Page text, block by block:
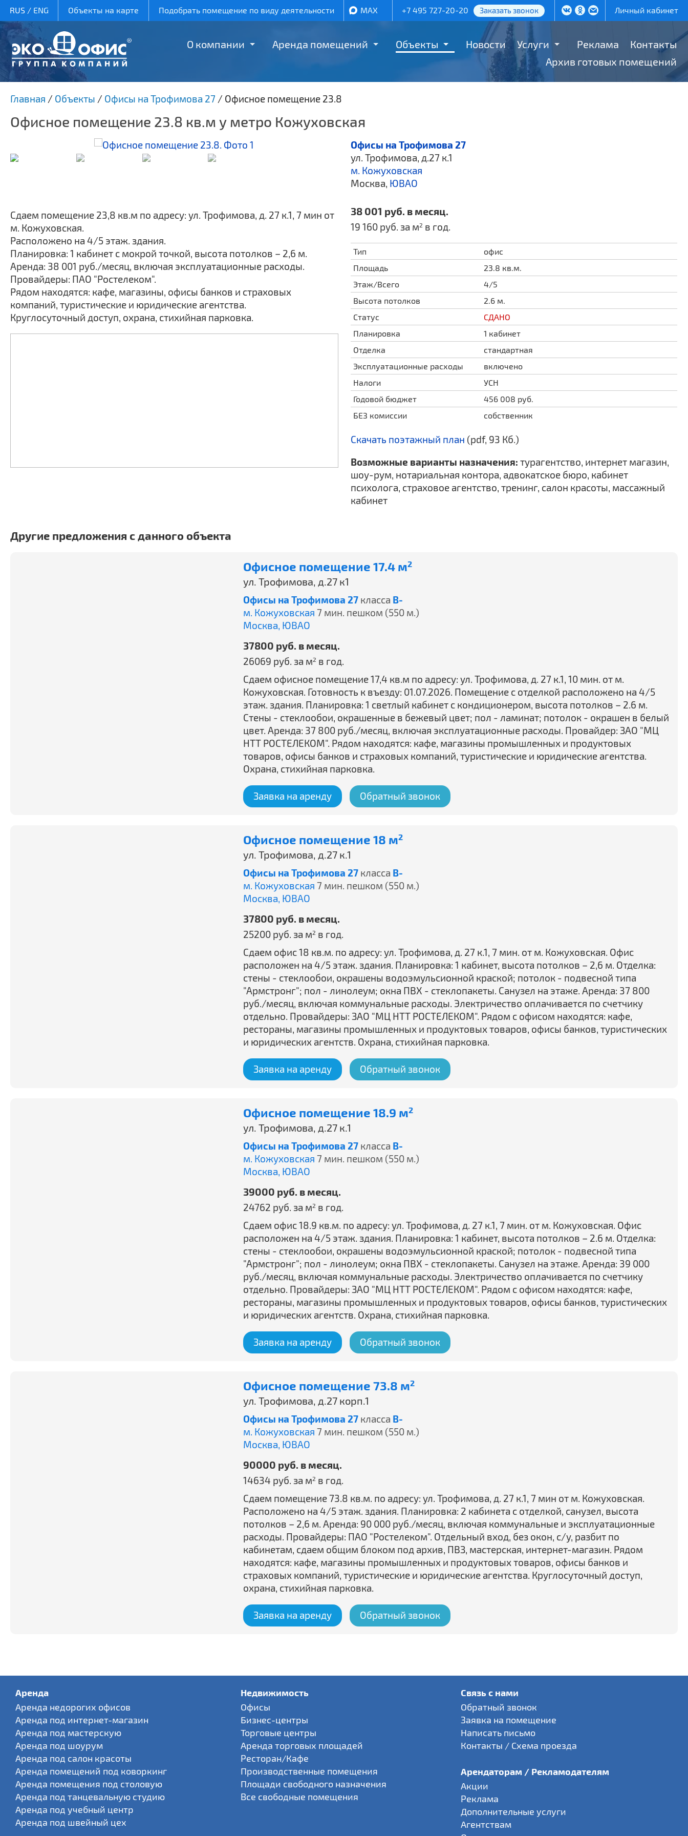
RUS/ ENG Объекты на карте Подобрать помещение по виду деятельности MAX +7 495 727-20-20 Заказать звонок Личный кабинет
О компании Аренда помещений Объекты Новости Услуги Реклама
Контакты
Архив готовых помещений
Главная / Объекты / Офисы на Трофимова 27 / Офисное помещение 23.8
Офисное помещение 23.8 кв.м у метро Кожуховская
Сдаем помещение 23,8 кв.м по адресу: ул. Трофимова, д. 27 к.1, 7 мин от
м. Кожуховская.
Расположено на 4/5 этаж. здания.
Планировка: 1 кабинет с мокрой точкой, высота потолков – 2,6 м.
Аренда: 38 001 руб./месяц, включая эксплуатационные расходы.
Провайдеры: ПАО "Ростелеком".
Рядом находятся: кафе, магазины, офисы банков и страховых
компаний, туристические и юридические агентства.
Круглосуточный доступ, охрана, стихийная парковка.
Офисы на Трофимова 27
ул. Трофимова, д.27 к.1
м. Кожуховская
Москва, ЮВАО
38 001 руб. в месяц.
19 160 руб. за м2 в год.
Тип
офис
Площадь
23.8 кв.м.
Этаж/Всего
4/5
Высота потолков
2.6 м.
Статус
СДАНО
Планировка
1 кабинет
Отделка
стандартная
Эксплуатационные расходы
включено
Налоги
УСН
Годовой бюджет
456 008 руб.
БЕЗ комиссии
собственник
Скачать поэтажный план (pdf, 93 Кб.)
Возможные варианты назначения: турагентство, интернет магазин,
шоу-рум, нотариальная контора, адвокатское бюро, кабинет
психолога, страховое агентство, тренинг, салон красоты, массажный
кабинет
Другие предложения с данного объекта
Офисное помещение 17.4 м2
ул. Трофимова, д.27 к1
Офисы на Трофимова 27 класса B-
м. Кожуховская 7 мин. пешком (550 м.)
Москва, ЮВАО
37800 руб. в месяц.
26069 руб. за м2 в год.
Сдаем офисное помещение 17,4 кв.м по адресу: ул. Трофимова, д. 27 к.1, 10 мин. от м.
Кожуховская. Готовность к въезду: 01.07.2026. Помещение с отделкой расположено на 4/5
этаж. здания. Планировка: 1 светлый кабинет с кондиционером, высота потолков – 2.6 м.
Стены - стеклообои, окрашенные в бежевый цвет; пол - ламинат; потолок - окрашен в белый
цвет. Аренда: 37 800 руб./месяц, включая эксплуатационные расходы. Провайдер: ЗАО "МЦ
НТТ РОСТЕЛЕКОМ". Рядом находятся: кафе, магазины промышленных и продуктовых
товаров, офисы банков и страховых компаний, туристические и юридические агентства.
Охрана, стихийная парковка.
Заявка на аренду Обратный звонок
Офисное помещение 18 м2
ул. Трофимова, д.27 к.1
Офисы на Трофимова 27 класса B-
м. Кожуховская 7 мин. пешком (550 м.)
Москва, ЮВАО
37800 руб. в месяц.
25200 руб. за м2 в год.
Сдаем офис 18 кв.м. по адресу: ул. Трофимова, д. 27 к.1, 7 мин. от м. Кожуховская. Офис
расположен на 4/5 этаж. здания. Планировка: 1 кабинет, высота потолков – 2,6 м. Отделка:
стены - стеклообои, окрашены водоэмульсионной краской; потолок - подвесной типа
"Армстронг"; пол - линолеум; окна ПВХ - стеклопакеты. Санузел на этаже. Аренда: 37 800
руб./месяц, включая коммунальные расходы. Электричество оплачивается по счетчику
отдельно. Провайдеры: ЗАО "МЦ НТТ РОСТЕЛЕКОМ". Рядом с офисом находятся: кафе,
рестораны, магазины промышленных и продуктовых товаров, офисы банков, туристических
и юридических агентств. Охрана, стихийная парковка.
Заявка на аренду Обратный звонок
Офисное помещение 18.9 м2
ул. Трофимова, д.27 к.1
Офисы на Трофимова 27 класса B-
м. Кожуховская 7 мин. пешком (550 м.)
Москва, ЮВАО
39000 руб. в месяц.
24762 руб. за м2 в год.
Сдаем офис 18.9 кв.м. по адресу: ул. Трофимова, д. 27 к.1, 7 мин. от м. Кожуховская. Офис
расположен на 4/5 этаж. здания. Планировка: 1 кабинет, высота потолков – 2.6 м. Отделка:
стены - стеклообои, окрашены водоэмульсионной краской; потолок - подвесной типа
"Армстронг"; пол - линолеум; окна ПВХ - стеклопакеты. Санузел на этаже. Аренда: 39 000
руб./месяц, включая коммунальные расходы. Электричество оплачивается по счетчику
отдельно. Провайдеры: ЗАО "МЦ НТТ РОСТЕЛЕКОМ". Рядом с офисом находятся: кафе,
рестораны, магазины промышленных и продуктовых товаров, офисы банков, туристических
и юридических агентств. Охрана, стихийная парковка.
Заявка на аренду Обратный звонок
Офисное помещение 73.8 м2
ул. Трофимова, д.27 корп.1
Офисы на Трофимова 27 класса B-
м. Кожуховская 7 мин. пешком (550 м.)
Москва, ЮВАО
90000 руб. в месяц.
14634 руб. за м2 в год.
Сдаем помещение 73.8 кв.м. по адресу: ул. Трофимова, д. 27 к.1, 7 мин от м. Кожуховская.
Расположено на 4/5 этаж. здания. Планировка: 2 кабинета с отделкой, санузел, высота
потолков – 2,6 м. Аренда: 90 000 руб./месяц, включая коммунальные и эксплуатационные
расходы. Провайдеры: ПАО "Ростелеком". Отдельный вход, без окон, с/у, разбит по
кабинетам, сдаем общим блоком под архив, ПВЗ, мастерская, интернет-магазин. Рядом
находятся: кафе, магазины промышленных и продуктовых товаров, офисы банков и
страховых компаний, туристические и юридические агентства. Круглосуточный доступ,
охрана, стихийная парковка.
Заявка на аренду Обратный звонок
Аренда
Аренда недорогих офисов
Аренда под интернет-магазин
Аренда под мастерскую
Аренда под шоурум
Аренда под салон красоты
Аренда помещений под коворкинг
Аренда помещения под столовую
Аренда под танцевальную студию
Аренда под учебный центр
Аренда под швейный цех
Недвижимость
Офисы
Бизнес-центры
Торговые центры
Аренда торговых площадей
Ресторан/Кафе
Производственные помещения
Площади свободного назначения
Все свободные помещения
Связь с нами
Обратный звонок
Заявка на помещение
Написать письмо
Контакты / Схема проезда
Арендаторам / Рекламодателям
Акции
Реклама
Дополнительные услуги
Агентствам